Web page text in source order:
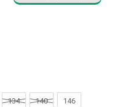
134 140 146